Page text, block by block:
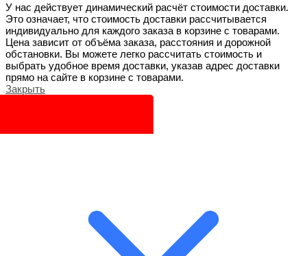
У нас действует динамический расчёт стоимости доставки.
Это означает, что стоимость доставки рассчитывается
индивидуально для каждого заказа в корзине с товарами.
Цена зависит от объёма заказа, расстояния и дорожной
обстановки. Вы можете легко рассчитать стоимость и
выбрать удобное время доставки, указав адрес доставки
прямо на сайте в корзине с товарами.
Закрыть